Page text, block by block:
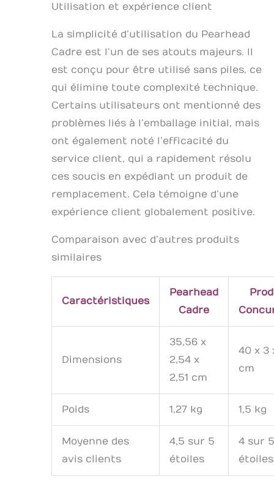
Utilisation et expérience client
La simplicité d’utilisation du Pearhead
Cadre est l’un de ses atouts majeurs. Il
est conçu pour être utilisé sans piles, ce
qui élimine toute complexité technique.
Certains utilisateurs ont mentionné des
problèmes liés à l’emballage initial, mais
ont également noté l’efficacité du
service client, qui a rapidement résolu
ces soucis en expédiant un produit de
remplacement. Cela témoigne d’une
expérience client globalement positive.
Comparaison avec d’autres produits
similaires
Caractéristiques
Pearhead
Cadre
Dimensions
35,56 x
2,54 x
2,51 cm
40 x 3
cm
Poids 1,27 kg 1,5 kg
Moyenne des
avis clients
4,5 sur 5
étoiles
4 sur 5
étoiles